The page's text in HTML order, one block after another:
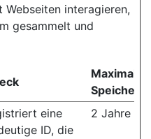
Webseiten interagieren,
gesammelt und
Maximale
eine
ID, die
2 Jahre